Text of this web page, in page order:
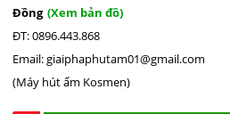
Đồng (Xem bản đồ)
ĐT: 0896.443.868
Email: giaiphaphutam01@gmail.com
(Máy hút ẩm Kosmen)